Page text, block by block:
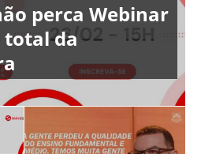
perca Webinar
total da